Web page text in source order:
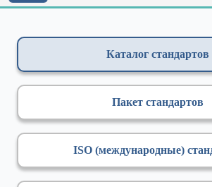
Каталог стандартов
Пакет стандартов
ISO (международные)